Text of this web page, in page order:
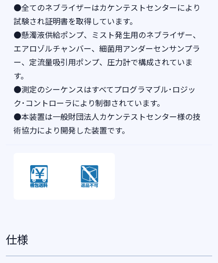
●全てのネブライザーはカケンテストセンターにより
試験され証明書を取得しています。
●懸濁液供給ポンプ、ミスト発生用のネブライザー、
エアロゾルチャンバー、細菌用アンダーセンサンプラ
ー、定流量吸引用ポンプ、圧力計で構成されていま
す。
●測定のシーケンスはすべてプログラマブル･ロジッ
ク･コントローラにより制御されています。
●本装置は一般財団法人カケンテストセンター様の技
術協力により開発した装置です。
仕様